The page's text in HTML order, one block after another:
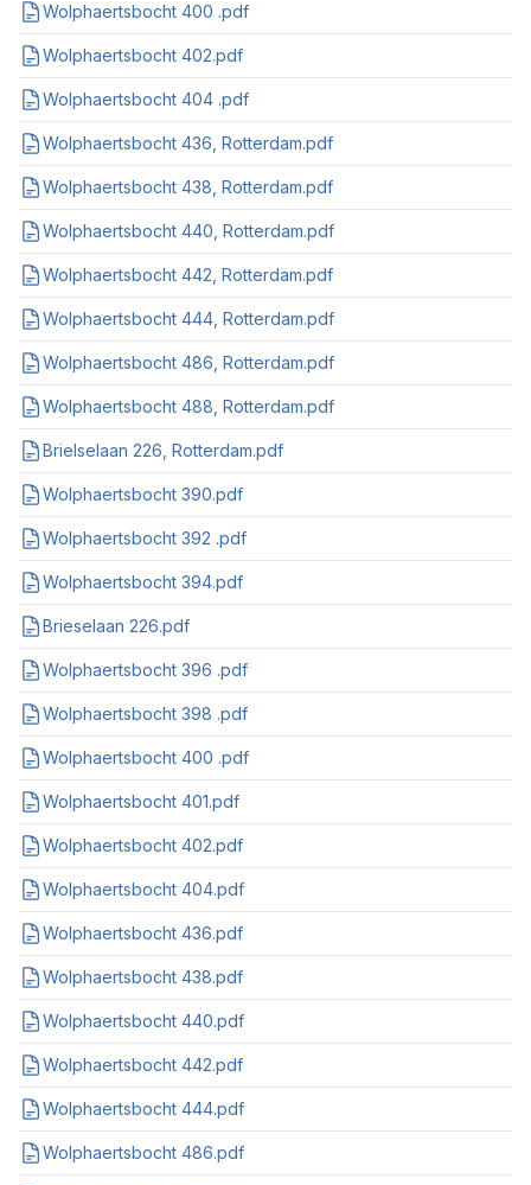
Wolphaertsbocht 400 .pdf
Wolphaertsbocht 402.pdf
Wolphaertsbocht 404 .pdf
Wolphaertsbocht 436, Rotterdam.pdf
Wolphaertsbocht 438, Rotterdam.pdf
Wolphaertsbocht 440, Rotterdam.pdf
Wolphaertsbocht 442, Rotterdam.pdf
Wolphaertsbocht 444, Rotterdam.pdf
Wolphaertsbocht 486, Rotterdam.pdf
Wolphaertsbocht 488, Rotterdam.pdf
Brielselaan 226, Rotterdam.pdf
Wolphaertsbocht 390.pdf
Wolphaertsbocht 392 .pdf
Wolphaertsbocht 394.pdf
Brieselaan 226.pdf
Wolphaertsbocht 396 .pdf
Wolphaertsbocht 398 .pdf
Wolphaertsbocht 400 .pdf
Wolphaertsbocht 401.pdf
Wolphaertsbocht 402.pdf
Wolphaertsbocht 404.pdf
Wolphaertsbocht 436.pdf
Wolphaertsbocht 438.pdf
Wolphaertsbocht 440.pdf
Wolphaertsbocht 442.pdf
Wolphaertsbocht 444.pdf
Wolphaertsbocht 486.pdf